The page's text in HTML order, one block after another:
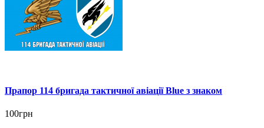
Прапор 114 бригада тактичної авіації Blue з знаком
100грн